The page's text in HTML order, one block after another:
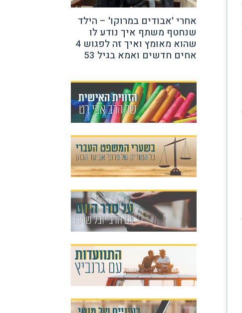
אחרי 'אבודים במרוקו' – הילד
שנחטף משתף איך נודע לו
שהוא מאומץ ואיך זה לפגוש 4
אחים חדשים ואמא בגיל 53